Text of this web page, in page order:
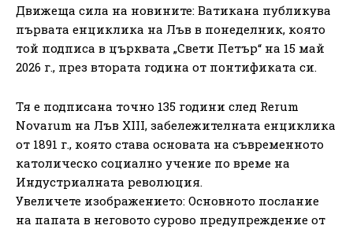
Движеща сила на новините: Ватикана публикува
първата енциклика на Лъв в понеделник, която
той подписа в църквата „Свети Петър“ на 15 май
2026 г., през втората година от понтификата си.
Тя е подписана точно 135 години след Rerum
Novarum на Лъв XIII, забележителната енциклика
от 1891 г., която става основата на съвременното
католическо социално учение по време на
Индустриалната революция.
Увеличете изображението: Основното послание
на папата в неговото сурово предупреждение от